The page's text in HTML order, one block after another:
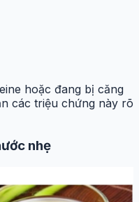
hoặc đang bị căng
các triệu chứng này rõ
nhẹ